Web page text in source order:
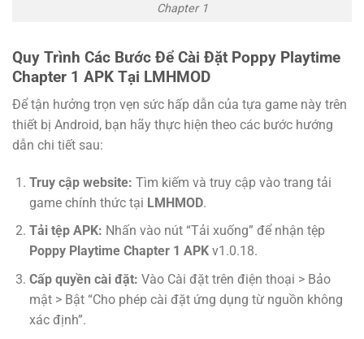
Chapter 1
Quy Trình Các Bước Để Cài Đặt Poppy Playtime
Chapter 1 APK Tại LMHMOD
Để tận hưởng trọn vẹn sức hấp dẫn của tựa game này trên
thiết bị Android, bạn hãy thực hiện theo các bước hướng
dẫn chi tiết sau:
Truy cập website: Tìm kiếm và truy cập vào trang tải
game chính thức tại LMHMOD.
Tải tệp APK: Nhấn vào nút “Tải xuống” để nhận tệp
Poppy Playtime Chapter 1 APKv1.0.18.
Cấp quyền cài đặt: Vào Cài đặt trên điện thoại > Bảo
mật > Bật “Cho phép cài đặt ứng dụng từ nguồn không
xác định”.